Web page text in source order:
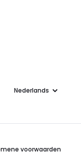
Taal
voorwaarden